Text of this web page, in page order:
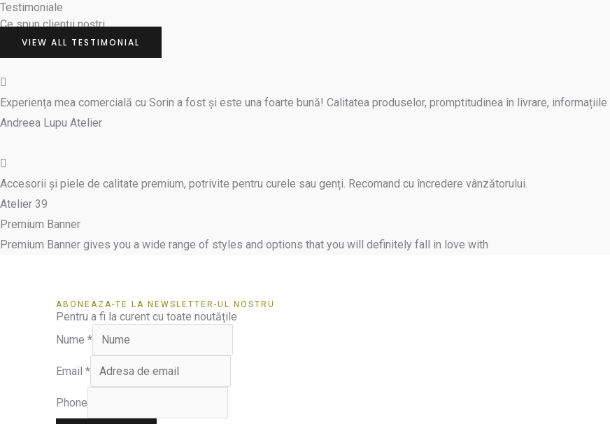
Testimoniale
Ce spun clienții noștri
VIEW ALL TESTIMONIAL
Experiența mea comercială cu Sorin a fost și este una foarte bună! Calitatea produselor, promptitudinea în livrare,
Andreea Lupu Atelier
Accesorii și piele de calitate premium, potrivite pentru curele sau genți. Recomand cu încredere vânzătorului.
Atelier 39
Premium Banner
Premium Banner gives you a wide range of styles and options that you will definitely fall in love with
ABONEAZA-TE LA NEWSLETTER-UL NOSTRU
Pentru a fi la curent cu toate noutățile
Nume *
Email *
Phone